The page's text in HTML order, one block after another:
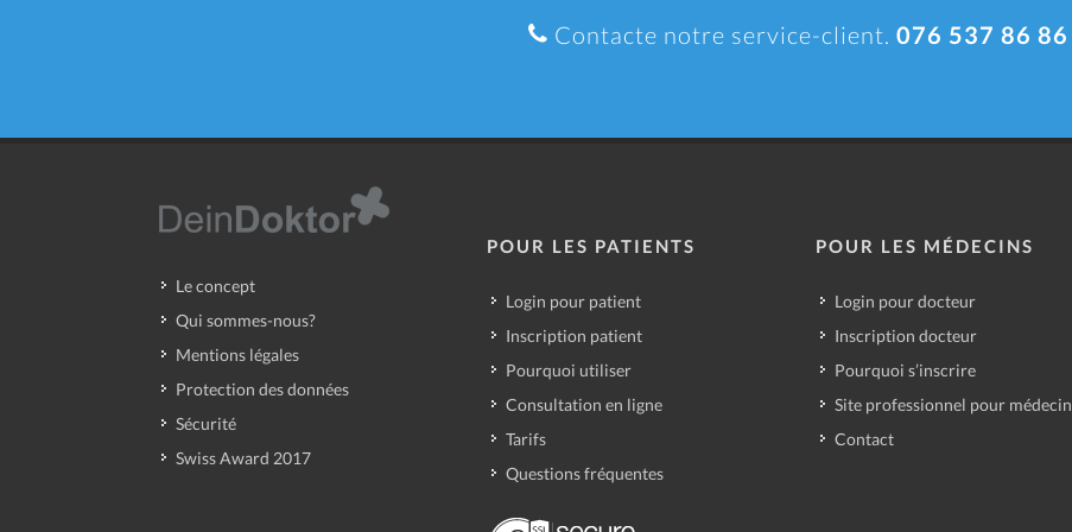
Contacte notre service-client. 076 537 86 86
Le concept
Qui sommes-nous?
Mentions légales
Protection des données
Sécurité
Swiss Award 2017
POUR LES PATIENTS
Login pour patient
Inscription patient
Pourquoi utiliser
Consultation en ligne
Tarifs
Questions fréquentes
POUR LES MÉDECINS
Login pour docteur
Inscription docteur
Pourquoi s’inscrire
Site professionnel pour médecin
Contact